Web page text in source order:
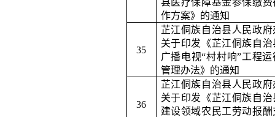
县医疗保障基金参保缴费
作方案》的通知
35
芷江侗族自治县人民政府
关于印发《芷江侗族自治
广播电视“村村响”工程
管理办法》的通知
36
芷江侗族自治县人民政府
关于印发《芷江侗族自治
建设领域农民工劳动报酬